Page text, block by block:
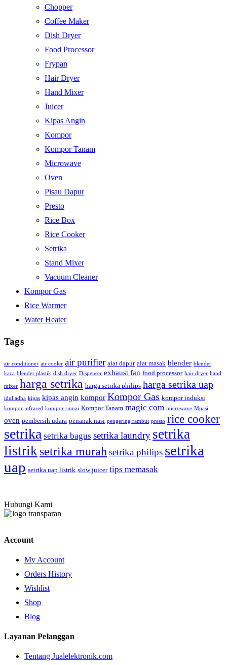
Chopper
Coffee Maker
Dish Dryer
Food Processor
Frypan
Hair Dryer
Hand Mixer
Juicer
Kipas Angin
Kompor
Kompor Tanam
Microwave
Oven
Pisau Dapur
Presto
Rice Box
Rice Cooker
Setrika
Stand Mixer
Vacuum Cleaner
Kompor Gas
Rice Warmer
Water Heater
Tags
air conditioner air cooler air purifier alat dapur alat masak blender blender
kaca blender plastik dish dryer Dispenser exhaust fan food processor hair dryer hand
mixer harga setrika harga setrika philips harga setrika uap
idul adha kipas kipas angin kompor Kompor Gas kompor induksi
kompor infrared kompor rinnai Kompor Tanam magic com microwave Mpasi
oven pembersih udara penanak nasi pengering rambut presto rice cooker
setrika setrika bagus setrika laundry setrika
listriksetrika murah setrika philips setrika
uap setrika uap listrik slow juicer tips memasak
Hubungi Kami
Account
My Account
Orders History
Wishlist
Shop
Blog
Layanan Pelanggan
Tentang Jualelektronik.com